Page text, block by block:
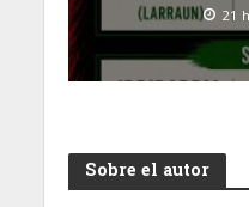
21
Sobre el autor